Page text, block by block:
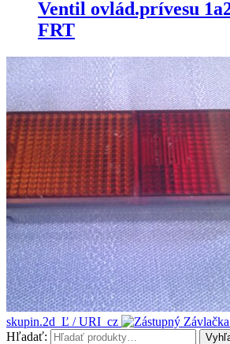
Ventil ovlád.prívesu
FRT
skupin.2d_Ľ / URI_cz
Hľadať: